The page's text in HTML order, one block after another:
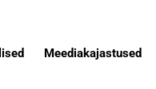
Meediakajastused